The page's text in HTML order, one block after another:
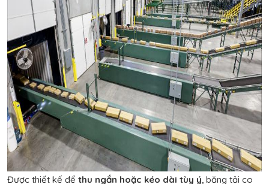
Được thiết kế để thu ngắn hoặc kéo dài tùy ý, băng tải co